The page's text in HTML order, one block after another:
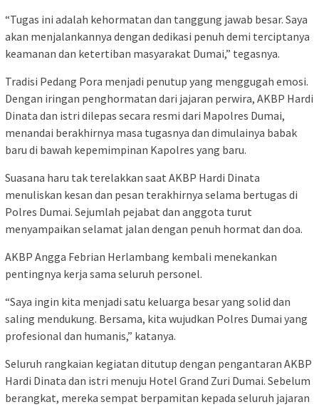
“Tugas ini adalah kehormatan dan tanggung jawab besar. Saya
akan menjalankannya dengan dedikasi penuh demi terciptanya
keamanan dan ketertiban masyarakat Dumai,” tegasnya.
Tradisi Pedang Pora menjadi penutup yang menggugah emosi.
Dengan iringan penghormatan dari jajaran perwira, AKBP Hardi
Dinata dan istri dilepas secara resmi dari Mapolres Dumai,
menandai berakhirnya masa tugasnya dan dimulainya babak
baru di bawah kepemimpinan Kapolres yang baru.
Suasana haru tak terelakkan saat AKBP Hardi Dinata
menuliskan kesan dan pesan terakhirnya selama bertugas di
Polres Dumai. Sejumlah pejabat dan anggota turut
menyampaikan selamat jalan dengan penuh hormat dan doa.
AKBP Angga Febrian Herlambang kembali menekankan
pentingnya kerja sama seluruh personel.
“Saya ingin kita menjadi satu keluarga besar yang solid dan
saling mendukung. Bersama, kita wujudkan Polres Dumai yang
profesional dan humanis,” katanya.
Seluruh rangkaian kegiatan ditutup dengan pengantaran AKBP
Hardi Dinata dan istri menuju Hotel Grand Zuri Dumai. Sebelum
berangkat, mereka sempat berpamitan kepada seluruh jajaran